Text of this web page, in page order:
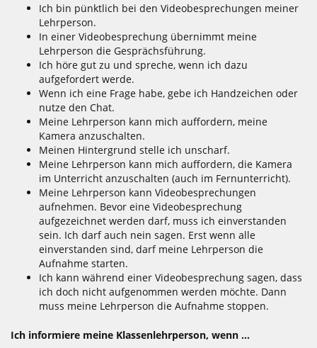
Ich bin pünktlich bei den Videobesprechungen meiner
Lehrperson.
In einer Videobesprechung übernimmt meine
Lehrperson die Gesprächsführung.
Ich höre gut zu und spreche, wenn ich dazu
aufgefordert werde.
Wenn ich eine Frage habe, gebe ich Handzeichen oder
nutze den Chat.
Meine Lehrperson kann mich auffordern, meine
Kamera anzuschalten.
Meinen Hintergrund stelle ich unscharf.
Meine Lehrperson kann mich auffordern, die Kamera
im Unterricht anzuschalten (auch im Fernunterricht).
Meine Lehrperson kann Videobesprechungen
aufnehmen. Bevor eine Videobesprechung
aufgezeichnet werden darf, muss ich einverstanden
sein. Ich darf auch nein sagen. Erst wenn alle
einverstanden sind, darf meine Lehrperson die
Aufnahme starten.
Ich kann während einer Videobesprechung sagen, dass
ich doch nicht aufgenommen werden möchte. Dann
muss meine Lehrperson die Aufnahme stoppen.
Ich informiere meine Klassenlehrperson, wenn ...